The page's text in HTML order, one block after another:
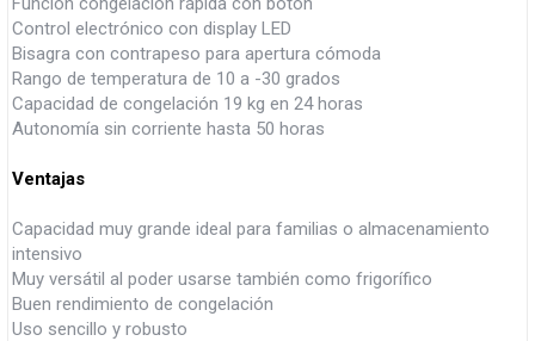
Control electrónico con display LED
Bisagra con contrapeso para apertura cómoda
Rango de temperatura de 10 a -30 grados
Capacidad de congelación 19 kg en 24 horas
Autonomía sin corriente hasta 50 horas
Ventajas
Capacidad muy grande ideal para familias o almacenamiento
intensivo
Muy versátil al poder usarse también como frigorífico
Buen rendimiento de congelación
Uso sencillo y robusto